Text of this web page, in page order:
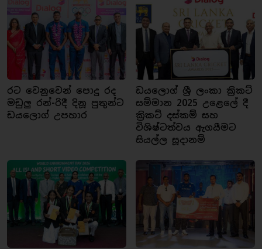
රට වෙනුවෙන් පොදු රද
මඩුලු රන්-රිදී දිනූ පුතුන්ට
ඩයලොග් උපහාර
ඩයලොග් ශ්‍රී ලංකා ක්‍රිකට්
සම්මාන 2025 උළෙලේ දී
ක්‍රිකට් දස්කම් සහ
විශිෂ්ටත්වය ඇගයීමට
සියල්ල සූදානම්